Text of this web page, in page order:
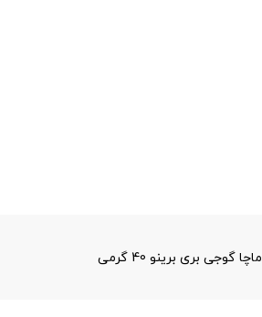
ماچا گوجی بری برینو 40 گرمی